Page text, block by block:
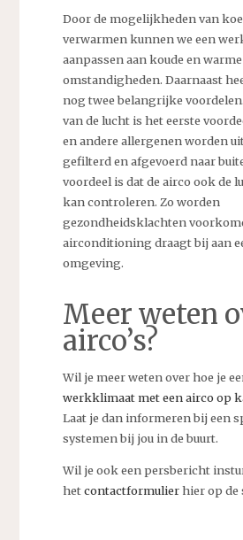
Door de mogelijkheden van
verwarmen kunnen we een
aanpassen aan koude en warme
omstandigheden. Daarnaast
nog twee belangrijke
van de lucht is het eerste
en andere allergenen worden
gefilterd en afgevoerd naar
voordeel is dat de airco ook de
kan controleren. Zo worden
gezondheidsklachten
airconditioning draagt bij aan
omgeving.
Meer weten
airco’s?
Wil je meer weten over hoe je
werkklimaat met een airco op
Laat je dan informeren bij een
systemen bij jou in de buurt.
Wil je ook een persbericht
hetcontactformulierhier op de